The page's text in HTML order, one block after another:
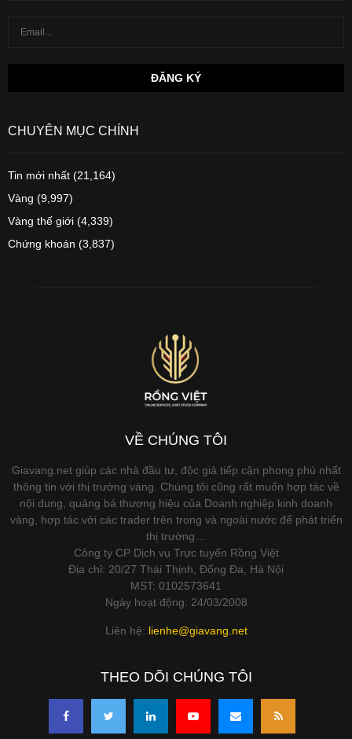
CHUYÊN MỤC CHÍNH
Tin mới nhất (21,164)
Vàng (9,997)
Vàng thế giới (4,339)
Chứng khoán (3,837)
VỀ CHÚNG TÔI
Giavang.net giúp các nhà đầu tư, độc giả tiếp cận phong phú nhất
thông tin với thị trường vàng. Chúng tôi cũng rất muốn hợp tác về
nội dung, quảng bá thương hiệu của Doanh nghiệp kinh doanh
vàng, hợp tác với các trader trên trong và ngoài nước để phát triển
thị trường…
Công ty CP Dịch vụ Trực tuyến Rồng Việt
Địa chỉ: 20/27 Thái Thịnh, Đống Đa, Hà Nội
MST: 0102573641
Ngày hoạt động: 24/03/2008
Liên hệ: lienhe@giavang.net
THEO DÕI CHÚNG TÔI